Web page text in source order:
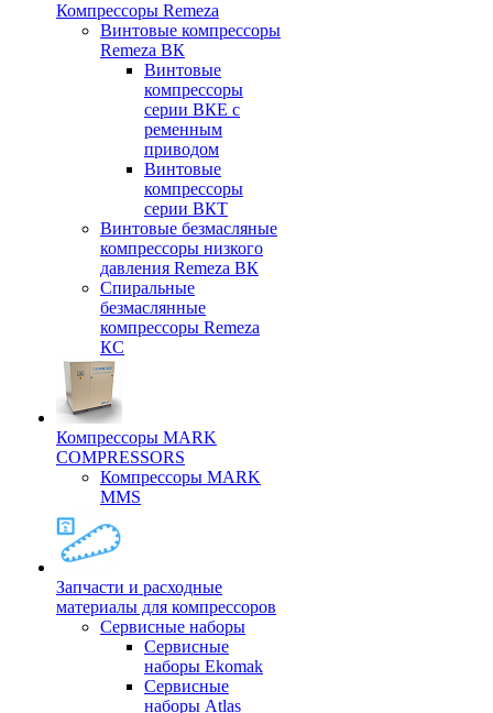
Компрессоры Remeza
Винтовые компрессоры
Remeza ВК
Винтовые
компрессоры
серии ВКЕ с
ременным
приводом
Винтовые
компрессоры
серии ВКТ
Винтовые безмасляные
компрессоры низкого
давления Remeza ВК
Спиральные
безмаслянные
компрессоры Remeza
КС
Компрессоры MARK
COMPRESSORS
Компрессоры MARK
MMS
Запчасти и расходные
материалы для компрессоров
Cервисные наборы
Сервисные
наборы Ekomak
Cервисные
наборы Atlas